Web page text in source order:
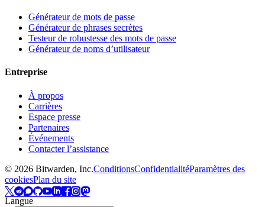
Générateur de mots de passe
Générateur de phrases secrètes
Testeur de robustesse des mots de passe
Générateur de noms d’utilisateur
Entreprise
À propos
Carrières
Espace presse
Partenaires
Événements
Contacter l’assistance
© 2026 Bitwarden, Inc.ConditionsConfidentialitéParamètres des
cookiesPlan du site
Langue